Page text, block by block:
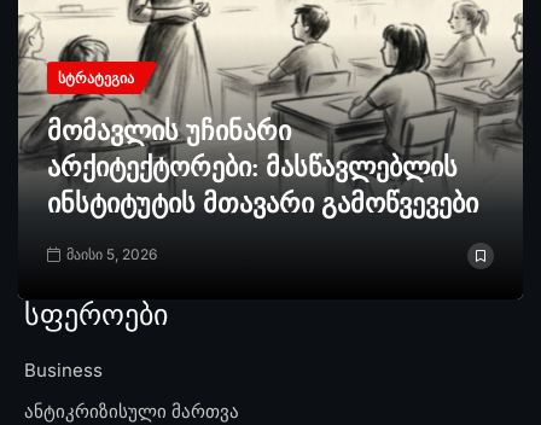
ᲡᲢᲠᲐᲢᲔᲒᲘᲐ
მომავლის უჩინარი
არქიტექტორები: მასწავლებლის
ინსტიტუტის მთავარი გამოწვევები
მაისი 5, 2026
სფეროები
Business
ანტიკრიზისული მართვა